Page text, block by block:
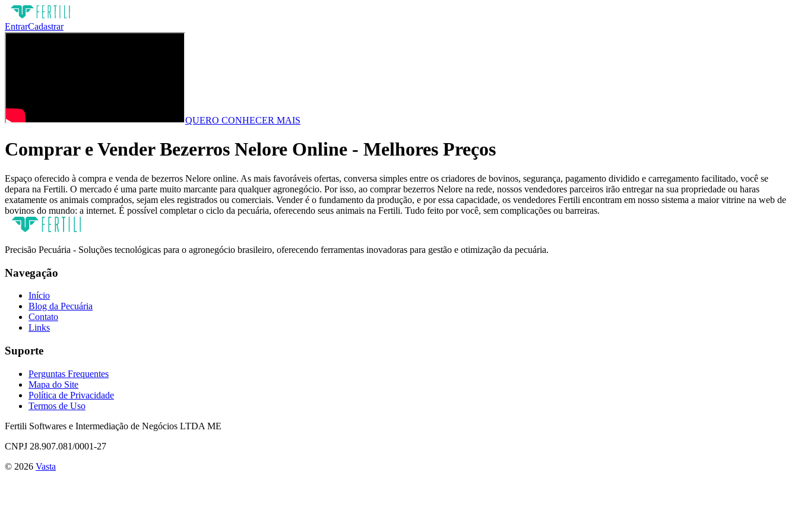
EntrarCadastrar
QUERO CONHECER MAIS
Comprar e Vender Bezerros Nelore Online - Melhores Preços
Espaço oferecido à compra e venda de bezerros Nelore online. As mais favoráveis ofertas, conversa simples entre os criadores de bovinos, segurança, pagamento dividido e carregamento facilitado, você se
depara na Fertili. O mercado é uma parte muito marcante para qualquer agronegócio. Por isso, ao comprar bezerros Nelore na rede, nossos vendedores parceiros irão entregar na sua propriedade ou haras
exatamente os animais comprados, sejam eles registrados ou comerciais. Vender é o fundamento da produção, e por essa capacidade, os vendedores Fertili encontram em nosso sistema a maior vitrine na web de
bovinos do mundo: a internet. É possível completar o ciclo da pecuária, oferecendo seus animais na Fertili. Tudo feito por você, sem complicações ou barreiras.
Precisão Pecuária - Soluções tecnológicas para o agronegócio brasileiro, oferecendo ferramentas inovadoras para gestão e otimização da pecuária.
Navegação
Início
Blog da Pecuária
Contato
Links
Suporte
Perguntas Frequentes
Mapa do Site
Política de Privacidade
Termos de Uso
Fertili Softwares e Intermediação de Negócios LTDA ME
CNPJ 28.907.081/0001-27
© 2026 Vasta